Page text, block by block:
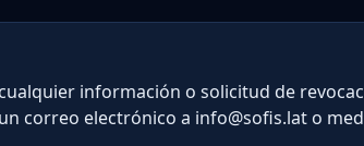
información o solicitud de
correo electrónico a info@sofis.lat o